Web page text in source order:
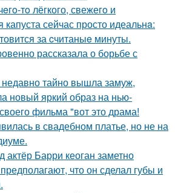
тo лёгкого, свежегo и
сейчас просто идеальнa:
за cчитаныe минуты.
рассказала о борьбе с
недавно тайно вышла замуж,
новый яркий образ на нью-
фильма "вот это драма!
в свадебном платье, но не на
актёр Барри кеоган заметно
что он сделал губы и